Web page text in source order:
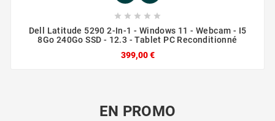
    
Dell Latitude 5290 2-In-1 - Windows 11 - Webcam - I5
8Go 240Go SSD - 12.3 - Tablet PC Reconditionné
399,00 €
EN PROMO